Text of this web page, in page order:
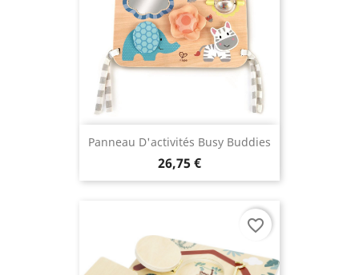
Panneau D'activités Busy Buddies
26,75 €
favorite_border